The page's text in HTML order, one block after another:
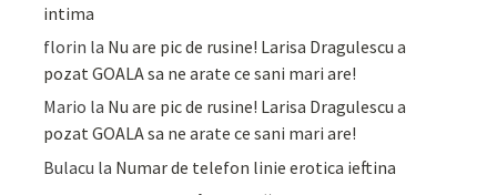
intima
florin la Nu are pic de rusine! Larisa Dragulescu a
pozat GOALA sa ne arate ce sani mari are!
Mario la Nu are pic de rusine! Larisa Dragulescu a
pozat GOALA sa ne arate ce sani mari are!
Bulacu la Numar de telefon linie erotica ieftina